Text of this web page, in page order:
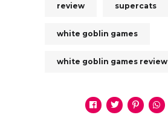
review supercats
white goblin games
white goblin games review